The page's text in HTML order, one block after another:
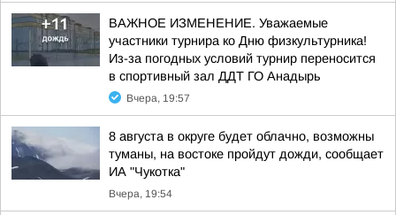
ВАЖНОЕ ИЗМЕНЕНИЕ. Уважаемые
участники турнира ко Дню физкультурника!
Из-за погодных условий турнир переносится
в спортивный зал ДДТ ГО Анадырь
Вчера, 19:57
8 августа в округе будет облачно, возможны
туманы, на востоке пройдут дожди, сообщает
ИА "Чукотка"
Вчера, 19:54